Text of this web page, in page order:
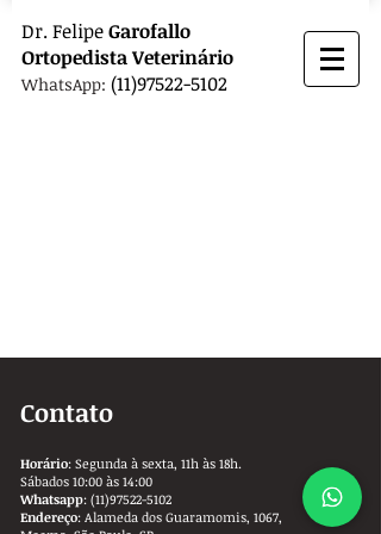
Dr. FelipeGarofallo
OrtopedistaVeterinário
WhatsApp: (11)97522-5102
Contato
Horário: Segunda à sexta, 11h às 18h.
Sábados 10:00 às 14:00
Whatsapp: (11)97522-5102
Endereço: Alameda dos Guaramomis, 1067,